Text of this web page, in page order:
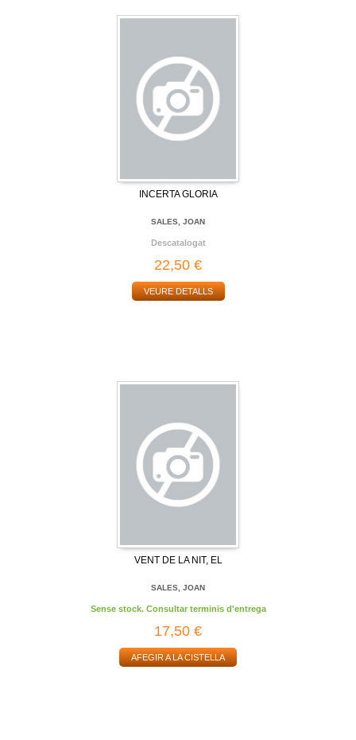
INCERTA GLORIA
SALES, JOAN
Descatalogat
22,50 €
VEURE DETALLS
VENT DE LA NIT, EL
SALES, JOAN
Sense stock. Consultar terminis d'entrega
17,50 €
AFEGIR A LA CISTELLA